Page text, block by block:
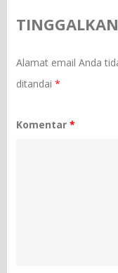
Alamat email Anda
ditandai*
Komentar*